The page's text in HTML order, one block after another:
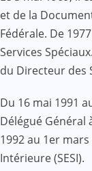
et de la
Fédérale. De
Services
du Directeur des
Du 16 mai 1991
Délégué Général
1992 au 1er
Intérieure (SESI).